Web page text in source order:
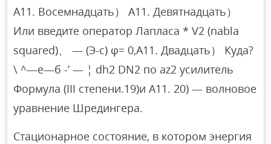
А11. Восемнадцать） А11. Девятнадцать）
Или введите оператор Лапласа * V2 (nabla
squared)、 — (Э-c) φ= 0,А11. Двадцать） Куда?
\ ^—е—б -’ — ¦ dh2 DN2 по az2 усилитель
Формула (III степени.19)и A11. 20) — волновое
уравнение Шредингера.
Стационарное состояние, в котором энергия